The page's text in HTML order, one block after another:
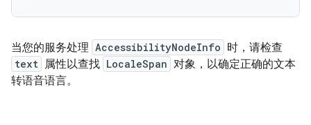
当您的服务处理 AccessibilityNodeInfo 时，请检查
text 属性以查找 LocaleSpan 对象，以确定正确的文本
转语音语言。